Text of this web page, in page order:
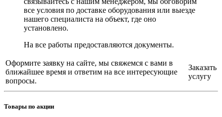
все условия по доставке оборудования или выезде
нашего специалиста на объект, где оно
установлено.
На все работы предоставляются документы.
Оформите заявку на сайте, мы свяжемся с вами в
ближайшее время и ответим на все интересующие
вопросы.
Заказать
услугу
Товары по акции